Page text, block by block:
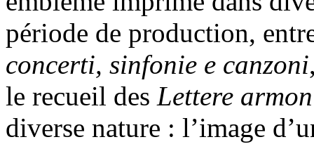
période de production,
concerti, sinfonie e canzoni
le recueil des Lettere
diverse nature : l’image